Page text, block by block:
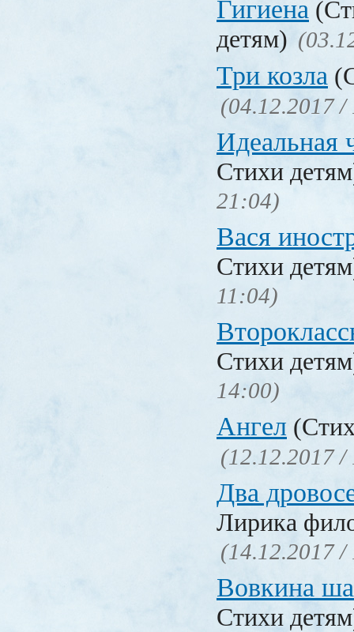
Гигиена
детям)
Три козла
(04.12.2017 /
Идеальная
Стихи
21:04)
Вася
Стихи
11:04)
Стихи
14:00)
Ангел
(12.12.2017 /
Два
Лирика
(14.12.2017 /
Вовкина
Стихи